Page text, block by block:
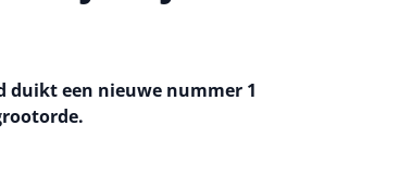
duikt een nieuwe nummer 1